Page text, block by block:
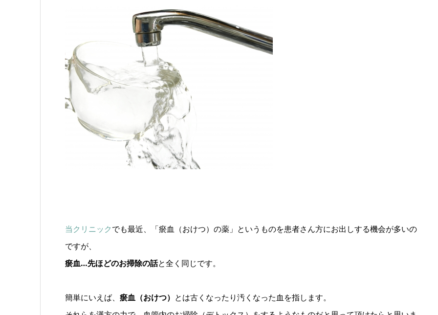
当クリニックでも最近、「瘀血（おけつ）の薬」というものを患者さん方にお出しする機会が多いの
ですが、
瘀血…先ほどのお掃除の話と全く同じです。
簡単にいえば、 瘀血（おけつ） とは古くなったり汚くなった血を指します。